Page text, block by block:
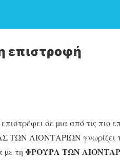
επιστροφή
σε µια από τις πιο
ΤΩΝ ΛΙΟΝΤΑΡΙΩΝ γνωρίζει
µε τη ΦΡΟΥΡΑ ΤΩΝ